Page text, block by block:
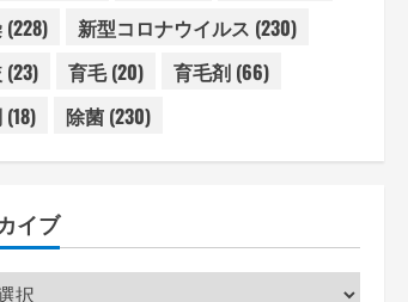
(228) 新型コロナウイルス (230)
(23) 育毛(20) 育毛剤(66)
(18) 除菌(230)
イブ